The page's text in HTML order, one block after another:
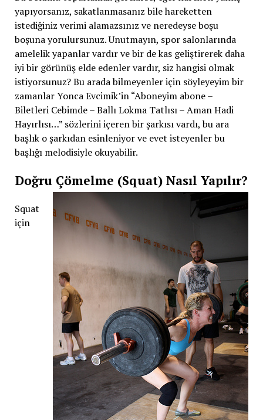
yapıyorsanız, sakatlanmasanız bile hareketten
istediğiniz verimi alamazsınız ve neredeyse boşu
boşuna yorulursunuz. Unutmayın, spor salonlarında
amelelik yapanlar vardır ve bir de kas geliştirerek daha
iyi bir görünüş elde edenler vardır, siz hangisi olmak
istiyorsunuz? Bu arada bilmeyenler için söyleyeyim bir
zamanlar Yonca Evcimik’in “Aboneyim abone –
Biletleri Cebimde – Ballı Lokma Tatlısı – Aman Hadi
Hayırlısı…” sözlerini içeren bir şarkısı vardı, bu ara
başlık o şarkıdan esinleniyor ve evet isteyenler bu
başlığı melodisiyle okuyabilir.
Doğru Çömelme (Squat) Nasıl Yapılır?
Squat
için